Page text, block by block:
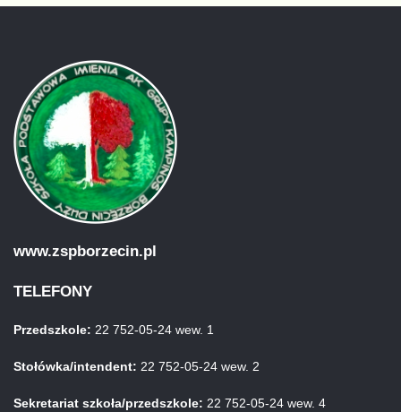
www.zspborzecin.pl
TELEFONY
Przedszkole: 22 752-05-24 wew. 1
Stołówka/intendent: 22 752-05-24 wew. 2
Sekretariat szkoła/przedszkole: 22 752-05-24 wew. 4